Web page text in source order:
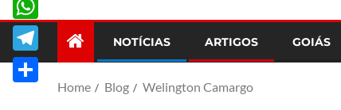
NOTÍCIAS ARTIGOS GOIÁS
Home Blog Welington Camargo
WhatsApp
Telegram